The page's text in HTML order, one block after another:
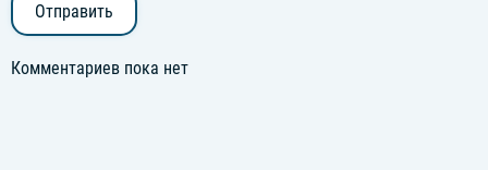
Отправить
Комментариев пока нет